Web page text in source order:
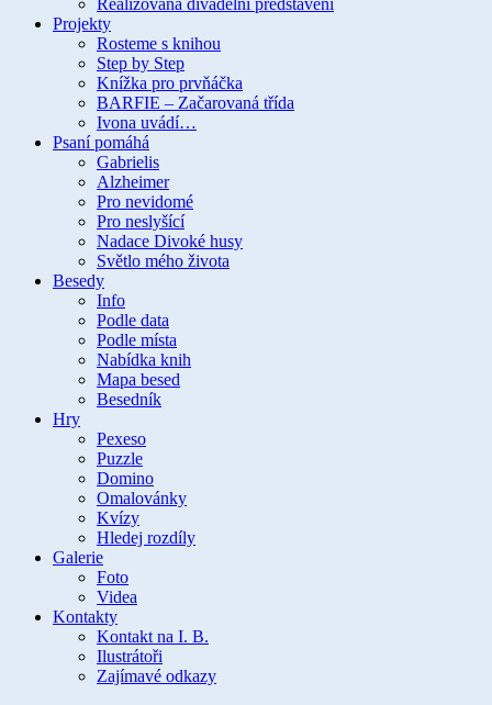
Realizovaná divadelní představení
Projekty
Rosteme s knihou
Step by Step
Knížka pro prvňáčka
BARFIE – Začarovaná třída
Ivona uvádí…
Psaní pomáhá
Gabrielis
Alzheimer
Pro nevidomé
Pro neslyšící
Nadace Divoké husy
Světlo mého života
Besedy
Info
Podle data
Podle místa
Nabídka knih
Mapa besed
Besedník
Hry
Pexeso
Puzzle
Domino
Omalovánky
Kvízy
Hledej rozdíly
Galerie
Foto
Videa
Kontakty
Kontakt na I. B.
Ilustrátoři
Zajímavé odkazy